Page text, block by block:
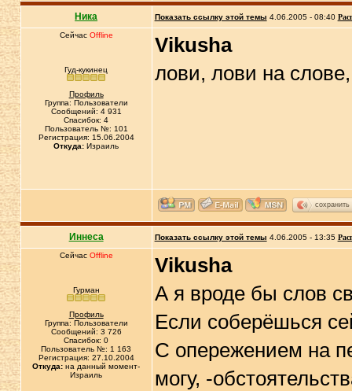
Ника Показать ссылку этой темы 4.06.2005 - 08:40
Сейчас Offline
Гуд-кукинец
Профиль
Группа: Пользователи
Сообщений: 4 931
Спасибок: 4
Пользователь №: 101
Регистрация: 15.06.2004
Откуда: Израиль
Vikusha
лови, лови на
сохранить
Иннеса Показать ссылку этой темы 4.06.2005 - 13:35
Сейчас Offline
Гурман
Профиль
Группа: Пользователи
Сообщений: 3 726
Спасибок: 0
Пользователь №: 1 163
Регистрация: 27.10.2004
Откуда: на данный момент-
Израиль
Vikusha
А я вроде бы слов
Если соберёшься
С опережением на
могу, -